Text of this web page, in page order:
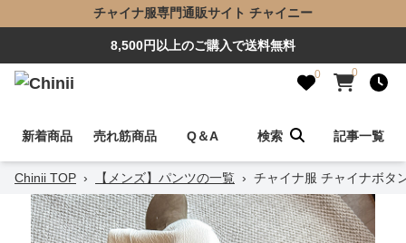
チャイナ服専門通販サイト チャイニー
8,500円以上のご購入で送料無料
0 0
新着商品 売れ筋商品 Q＆A 検索 記事一覧
Chinii TOP › 【メンズ】パンツの一覧 › チャイナ服 チャイナボタ